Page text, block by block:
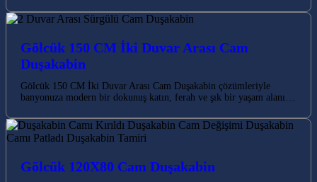
Gölcük 150 CM İki Duvar Arası Cam
Duşakabin
Gölcük 150 CM İki Duvar Arası Cam Duşakabin çözümleriyle
banyonuza modern bir dokunuş katın, ferah ve şık bir yaşam alanı…
Gölcük 120X80 Cam Duşakabin